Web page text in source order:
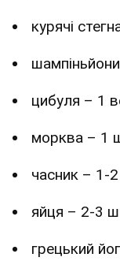
курячі
цибуля – 1
морква – 1
часник – 1-
яйця – 2-3
грецький